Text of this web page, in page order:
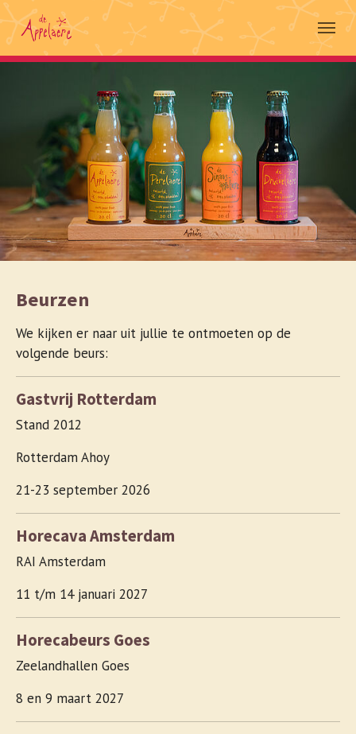
Skip to main navigation
Spring naar hoofd-inhoud
Skip to page footer
Beurzen
We kijken er naar uit jullie te ontmoeten op de
volgende beurs:
Gastvrij Rotterdam
Stand 2012
Rotterdam Ahoy
21-23 september 2026
Horecava Amsterdam
RAI Amsterdam
11 t/m 14 januari 2027
Horecabeurs Goes
Zeelandhallen Goes
8 en 9 maart 2027